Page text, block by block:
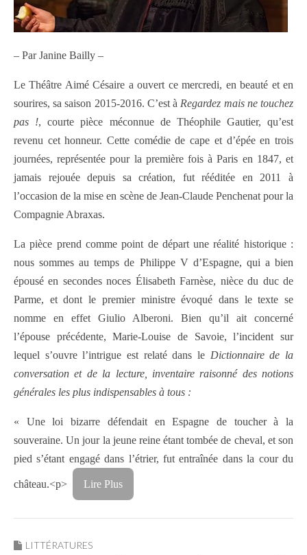
– Par Janine Bailly –
Le Théâtre Aimé Césaire a ouvert ce mercredi, en beauté et en
sourires, sa saison 2015-2016. C’est à Regardez mais ne touchez
pas !, courte pièce méconnue de Théophile Gautier, qu’est
revenu cet honneur. Cette comédie de cape et d’épée en trois
journées, représentée pour la première fois à Paris en 1847, et
jamais rejouée depuis sa création, fut rééditée en 2011 à
l’occasion de la mise en scène de Jean-Claude Penchenat pour la
Compagnie Abraxas.
La pièce prend comme point de départ une réalité historique :
nous sommes au temps de Philippe V d’Espagne, qui a bien
épousé en secondes noces Élisabeth Farnèse, nièce du duc de
Parme, et dont le premier ministre évoqué dans le texte se
nomme en effet Giulio Alberoni. Bien qu’il ait concerné
l’épouse précédente, Marie-Louise de Savoie, l’incident sur
lequel s’ouvre l’intrigue est relaté dans le Dictionnaire de la
conversation et de la lecture, inventaire raisonné des notions
générales les plus indispensables à tous :
« Une loi bizarre défendait en Espagne de toucher à la
souveraine. Un jour la jeune reine étant tombée de cheval, et son
pied s’étant engagé dans l’étrier, fut entraînée dans la cour du
château.<p> Lire Plus
LITTÉRATURES